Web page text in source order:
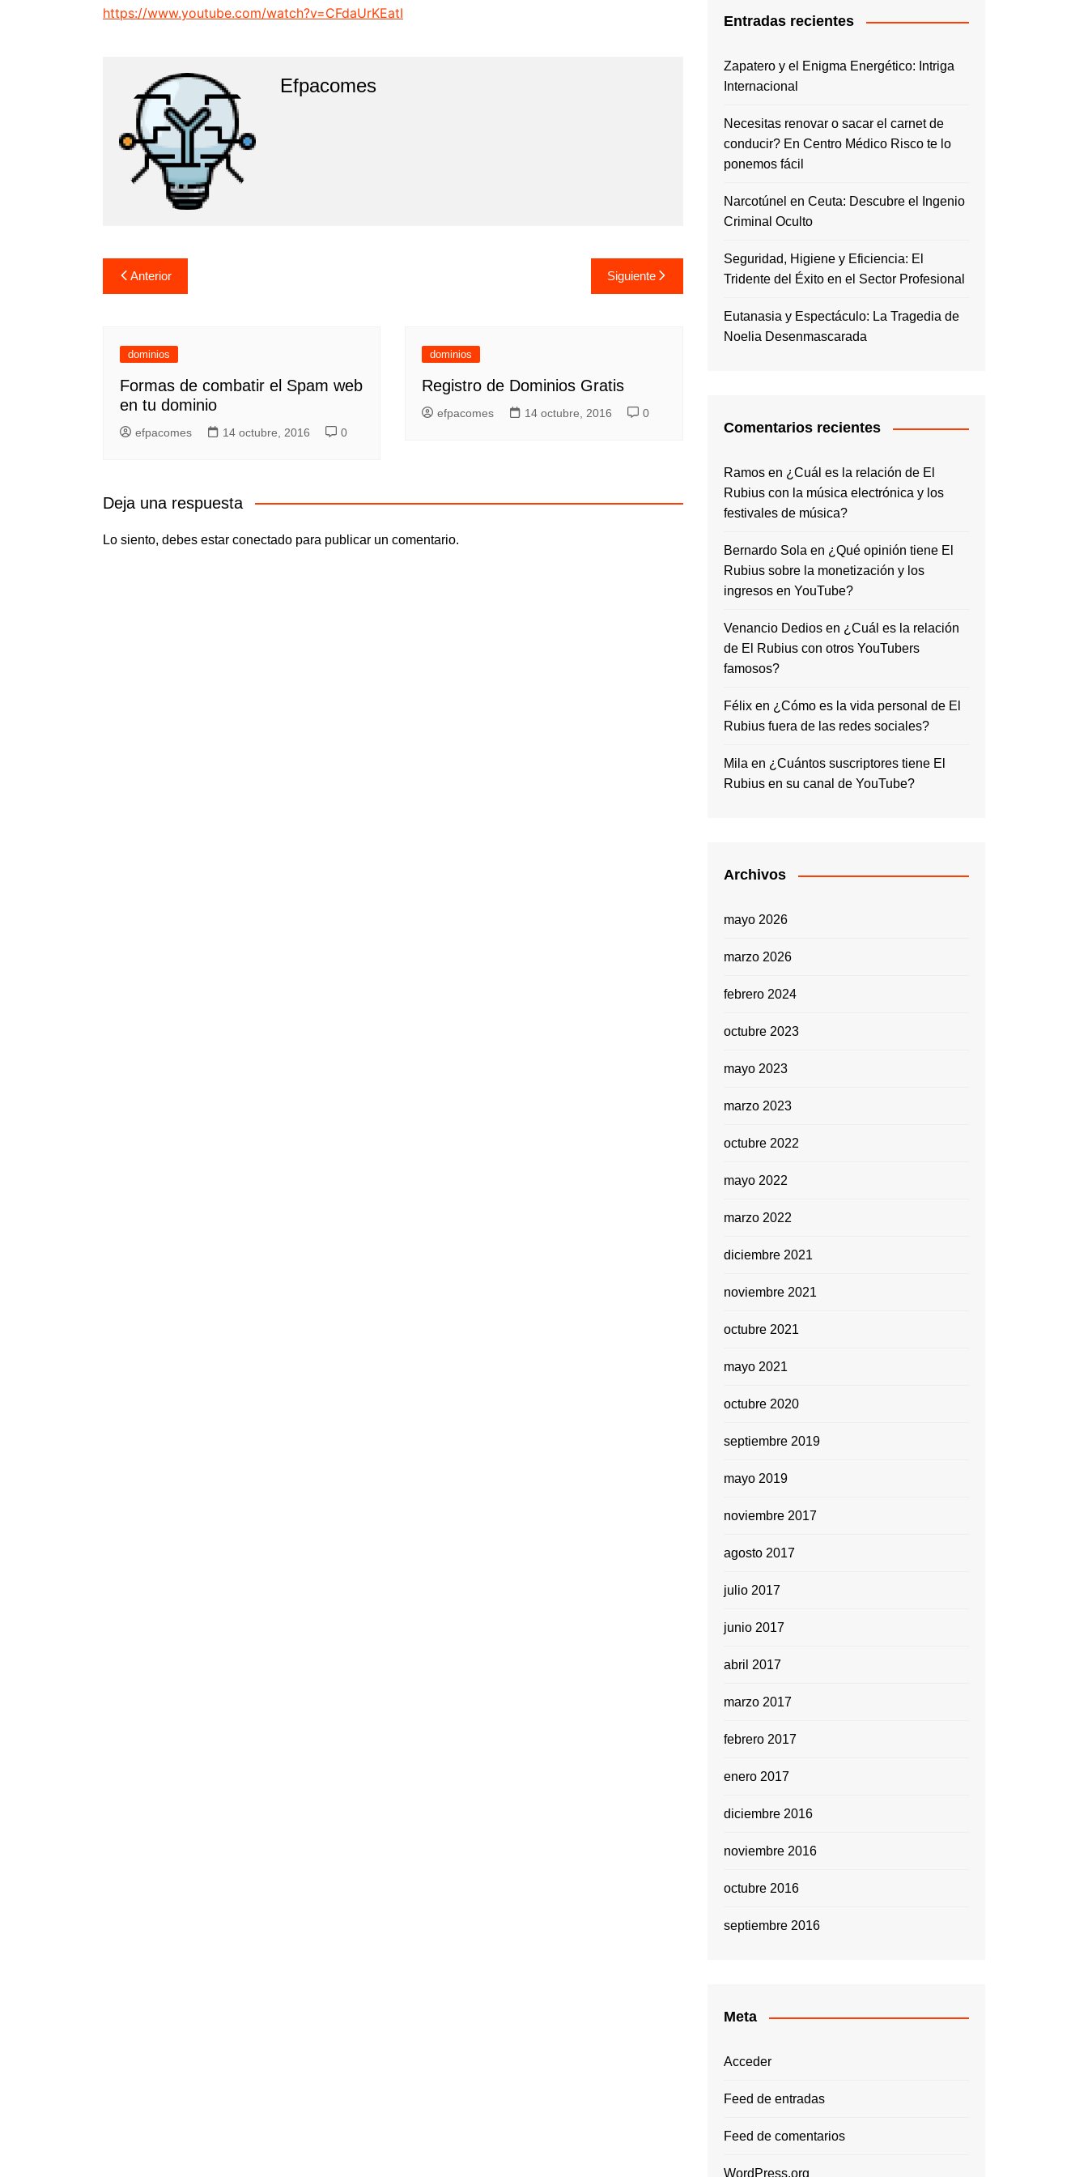
https://www.youtube.com/watch?v=CFdaUrKEatI
Efpacomes
Navegación
de
Anterior Siguiente
dominios
Formas de combatir el Spam web
en tu dominio
efpacomes 14 octubre, 2016 0
dominios
Registro de Dominios Gratis
efpacomes 14 octubre, 2016 0
Deja una respuesta
Lo siento, debes estar conectado para publicar un comentario.
Entradas recientes
Zapatero y el Enigma Energético: Intriga
Internacional
Necesitas renovar o sacar el carnet de
conducir? En Centro Médico Risco te lo
ponemos fácil
Narcotúnel en Ceuta: Descubre el Ingenio
Criminal Oculto
Seguridad, Higiene y Eficiencia: El
Tridente del Éxito en el Sector Profesional
Eutanasia y Espectáculo: La Tragedia de
Noelia Desenmascarada
Comentarios recientes
Ramosen ¿Cuál es la relación de El
Rubius con la música electrónica y los
festivales de música?
Bernardo Sola en ¿Qué opinión tiene El
Rubius sobre la monetización y los
ingresos en YouTube?
Venancio Dediosen ¿Cuál es la relación
de El Rubius con otros YouTubers
famosos?
Félixen ¿Cómo es la vida personal de El
Rubius fuera de las redes sociales?
Mila en ¿Cuántos suscriptores tiene El
Rubius en su canal de YouTube?
Archivos
mayo 2026
marzo 2026
febrero 2024
octubre 2023
mayo 2023
marzo 2023
octubre 2022
mayo 2022
marzo 2022
diciembre 2021
noviembre 2021
octubre 2021
mayo 2021
octubre 2020
septiembre 2019
mayo 2019
noviembre 2017
agosto 2017
julio 2017
junio 2017
abril 2017
marzo 2017
febrero 2017
enero 2017
diciembre 2016
noviembre 2016
octubre 2016
septiembre 2016
Meta
Acceder
Feed de entradas
Feed de comentarios
WordPress.org